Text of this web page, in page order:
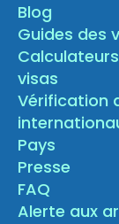
Blog
Guides des
visas
Vérification
Pays
Presse
FAQ
Alerte aux